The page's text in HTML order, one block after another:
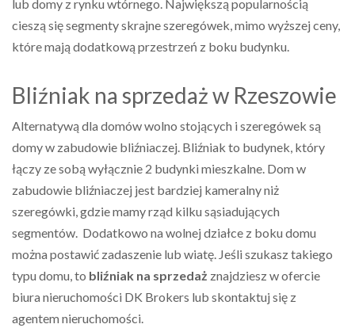
lub domy z rynku wtórnego. Największą popularnością
cieszą się segmenty skrajne szeregówek, mimo wyższej ceny,
które mają dodatkową przestrzeń z boku budynku.
Bliźniak na sprzedaż w Rzeszowie
Alternatywą dla domów wolno stojących i szeregówek są
domy w zabudowie bliźniaczej. Bliźniak to budynek, który
łączy ze sobą wyłącznie 2 budynki mieszkalne. Dom w
zabudowie bliźniaczej jest bardziej kameralny niż
szeregówki, gdzie mamy rząd kilku sąsiadujących
segmentów. Dodatkowo na wolnej działce z boku domu
można postawić zadaszenie lub wiatę. Jeśli szukasz takiego
typu domu, to bliźniak na sprzedaż znajdziesz w ofercie
biura nieruchomości DK Brokers lub skontaktuj się z
agentem nieruchomości.